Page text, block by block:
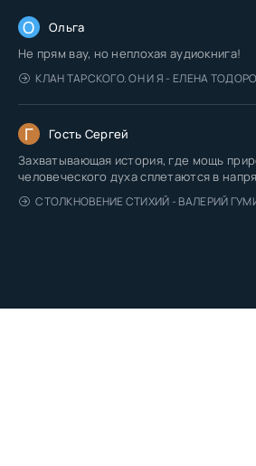
О Ольга
Не прям вау, но неплохая аудиокнига!
КЛАН ТАРСКОГО. ОН И Я - ЕЛЕНА
Г Гость Сергей
Захватывающая история, где мощь
человеческого духа сплетаются в
СТОЛКНОВЕНИЕ СТИХИЙ - ВАЛЕРИЙ